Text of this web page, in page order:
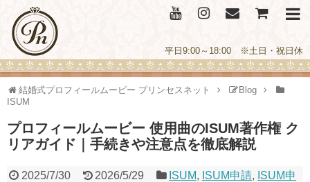
平日9:00～18:00 ※土日・祝日休
結婚式プロフィールムービー プリンセスネット
Blog
ISUM
プロフィールムービー 使用曲のISUM著作権 ク
リアガイド｜手続きや注意点を徹底解説
2025/7/30 2026/5/29 ISUM, ISUM申請, ISUM申